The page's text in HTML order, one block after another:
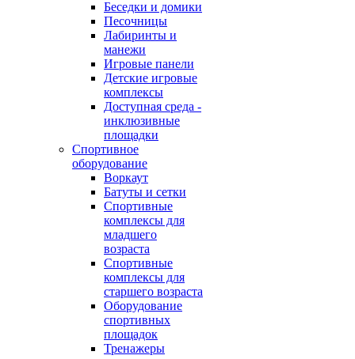
Беседки и домики
Песочницы
Лабиринты и
манежи
Игровые панели
Детские игровые
комплексы
Доступная среда -
инклюзивные
площадки
Спортивное
оборудование
Воркаут
Батуты и сетки
Спортивные
комплексы для
младшего
возраста
Спортивные
комплексы для
старшего возраста
Оборудование
спортивных
площадок
Тренажеры